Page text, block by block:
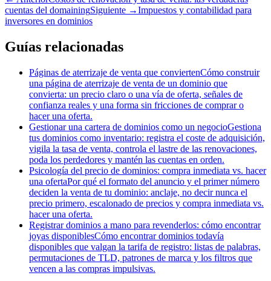
cuentas del domainingSiguiente →Impuestos y contabilidad para
inversores en dominios
Guías relacionadas
Páginas de aterrizaje de venta que conviertenCómo construir
una página de aterrizaje de venta de un dominio que
convierta: un precio claro o una vía de oferta, señales de
confianza reales y una forma sin fricciones de comprar o
hacer una oferta.
Gestionar una cartera de dominios como un negocioGestiona
tus dominios como inventario: registra el coste de adquisición,
vigila la tasa de venta, controla el lastre de las renovaciones,
poda los perdedores y mantén las cuentas en orden.
Psicología del precio de dominios: compra inmediata vs. hacer
una ofertaPor qué el formato del anuncio y el primer número
deciden la venta de tu dominio: anclaje, no decir nunca el
precio primero, escalonado de precios y compra inmediata vs.
hacer una oferta.
Registrar dominios a mano para revenderlos: cómo encontrar
joyas disponiblesCómo encontrar dominios todavía
disponibles que valgan la tarifa de registro: listas de palabras,
permutaciones de TLD, patrones de marca y los filtros que
vencen a las compras impulsivas.